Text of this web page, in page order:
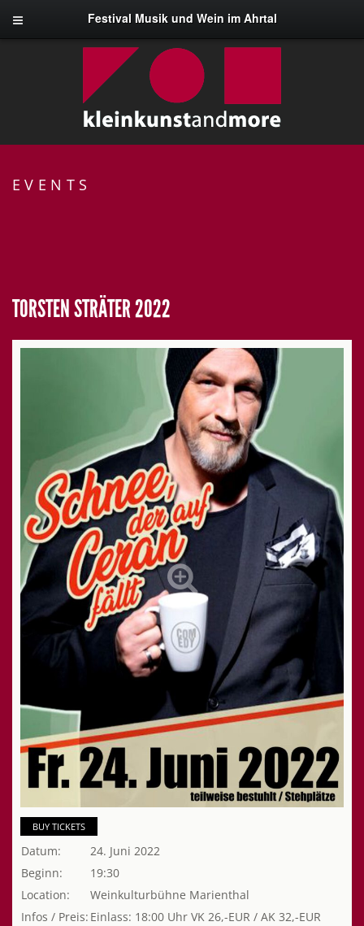
Festival Musik und Wein im Ahrtal
EVENTS
TORSTEN STRÄTER 2022
BUY TICKETS
Datum:
24. Juni 2022
Beginn:
19:30
Location:
Weinkulturbühne Marienthal
Infos / Preis: Einlass: 18:00 Uhr VK 26,-EUR / AK 32,-EUR